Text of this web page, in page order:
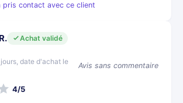
pris contact avec ce client
Achat validé
date d'achat le
Avis sans commentaire
4/5